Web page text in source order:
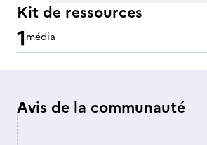
Kit de ressources
1média
Avis de la communauté